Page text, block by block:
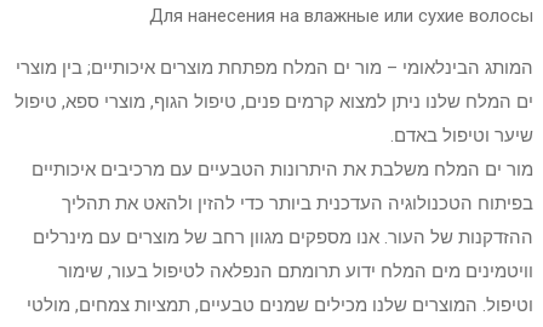
Для нанесения на влажные или сухие волосы
המותג הבינלאומי – מור ים המלח מפתחת מוצרים איכותיים; בין מוצרי
ים המלח שלנו ניתן למצוא קרמים פנים, טיפול הגוף, מוצרי ספא, טיפול
שיער וטיפול באדם.
מור ים המלח משלבת את היתרונות הטבעיים עם מרכיבים איכותיים
בפיתוח הטכנולוגיה העדכנית ביותר כדי להזין ולהאט את תהליך
ההזדקנות של העור. אנו מספקים מגוון רחב של מוצרים עם מינרלים
וויטמינים מים המלח ידוע תרומתם הנפלאה לטיפול בעור, שימור
וטיפול. המוצרים שלנו מכילים שמנים טבעיים, תמציות צמחים, מולטי